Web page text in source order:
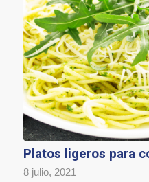
Platos ligeros para
8 julio, 2021